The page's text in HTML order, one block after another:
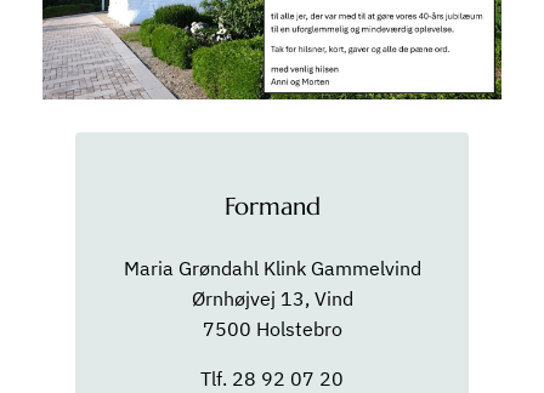
Formand
Maria Grøndahl Klink Gammelvind
Ørnhøjvej 13, Vind
7500 Holstebro
Tlf. 28 92 07 20